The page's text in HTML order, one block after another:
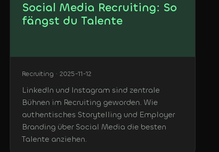
Social Media Recruiting: So
fängst du Talente
Recruiting · 2025-11-12
LinkedIn und Instagram sind zentrale
Bühnen im Recruiting geworden. Wie
authentisches Storytelling und Employer
Branding über Social Media die besten
Talente anziehen.